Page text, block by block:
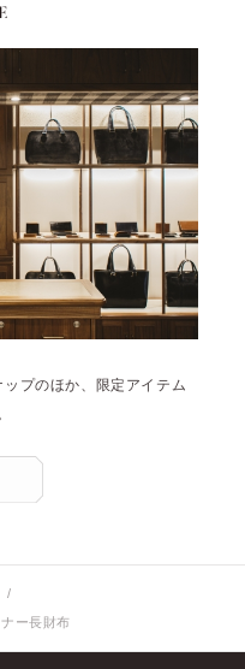
プのほか、限定アイテム
/
ー長財布